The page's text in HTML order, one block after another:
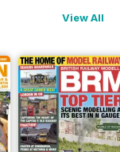
View All